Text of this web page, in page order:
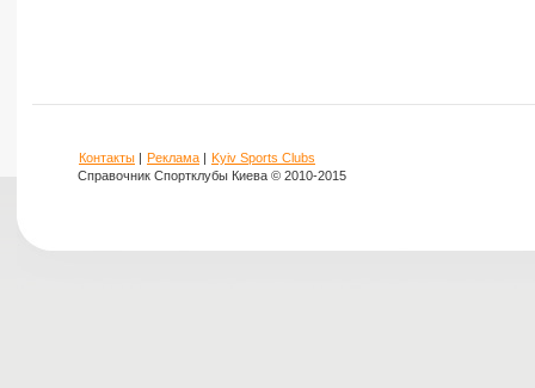
Контакты | Реклама | Kyiv Sports Clubs
Справочник Спортклубы Киева © 2010-2015